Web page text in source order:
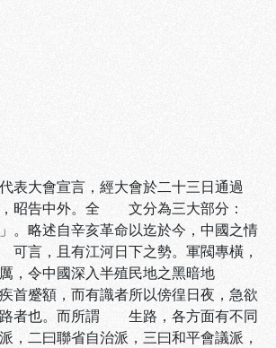
表大會宣言，經大會於二十三日通過
昭告中外。全 文分為三大部分：
。略述自辛亥革命以迄於今，中國之情
言，且有江河日下之勢。軍閥專橫，
，令中國深入半殖民地之黑暗地
首蹙額，而有識者所以傍徨日夜，急欲
路者也。而所謂 生路，各方面有不同
，二曰聯省自治派，三曰和平會議派，